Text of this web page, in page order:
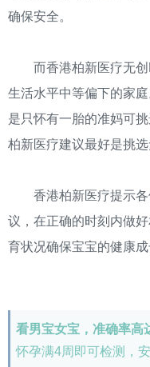
确保安全。
而香港柏新医疗无创
生活水平中等偏下的家
是只怀有一胎的准妈可
柏新医疗建议最好是挑
香港柏新医疗提示各
议，在正确的时刻内做
育状况确保宝宝的健康成
看男宝女宝，准确率高
怀孕满4周即可检测，